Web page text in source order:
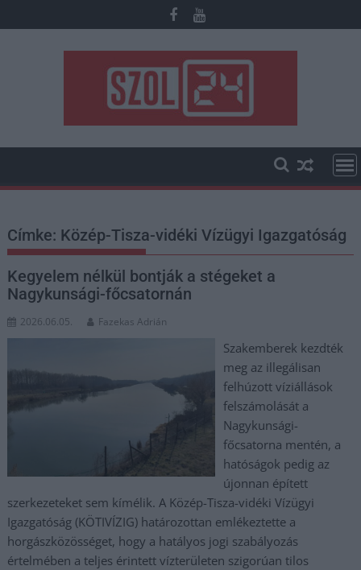
to
Címke: Közép-Tisza-vidéki Vízügyi Igazgatóság
Kegyelem nélkül bontják a stégeket a
Nagykunsági-főcsatornán
2026.06.05. Fazekas Adrián
Szakemberek kezdték
meg az illegálisan
felhúzott víziállások
felszámolását a
Nagykunsági-
főcsatorna mentén, a
hatóságok pedig az
újonnan épített
szerkezeteket sem kímélik. A Közép-Tisza-vidéki Vízügyi
Igazgatóság (KÖTIVÍZIG) határozottan emlékeztette a
horgászközösséget, hogy a hatályos jogi szabályozás
értelmében a teljes érintett vízterületen szigorúan tilos